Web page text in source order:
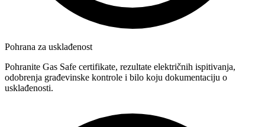
Pohrana za usklađenost
Pohranite Gas Safe certifikate, rezultate električnih ispitivanja,
odobrenja građevinske kontrole i bilo koju dokumentaciju o
usklađenosti.